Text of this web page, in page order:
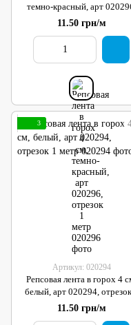
темно-красный, арт
отрезок 1 метр
11.50 грн/м
3
Артикул: 020294
Репсовая лента в горох 4
белый, арт 020294, отрезок
метр
11.50 грн/м